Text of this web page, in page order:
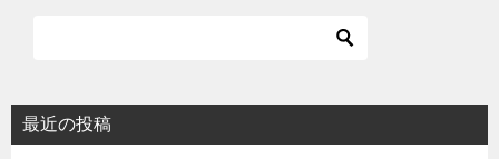
最近の投稿